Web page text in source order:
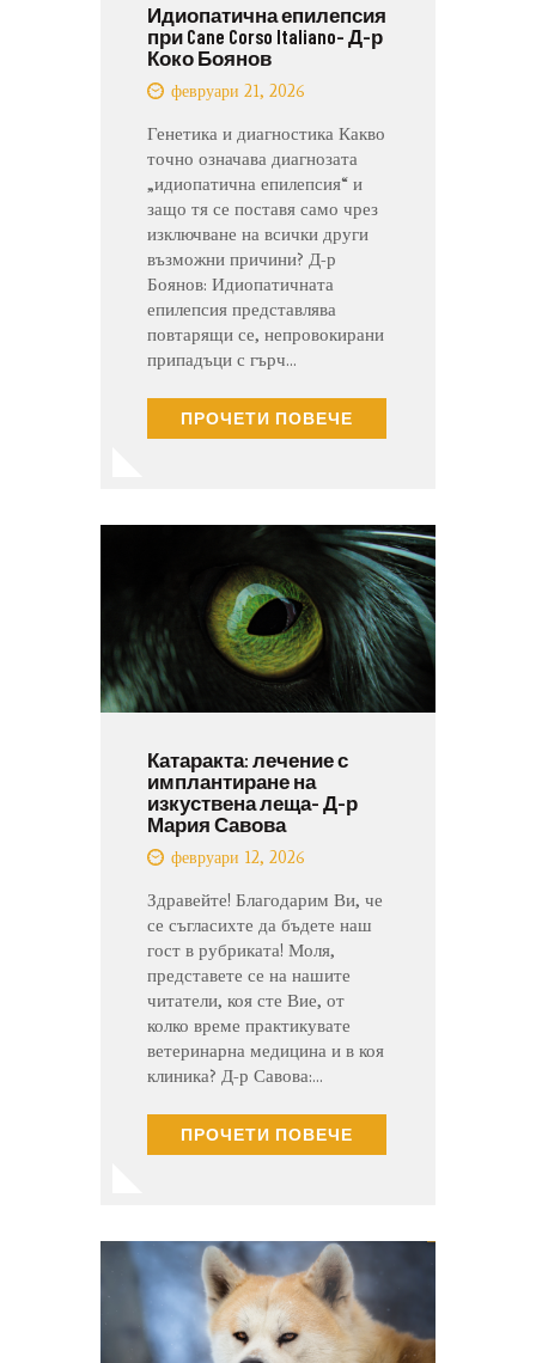
Идиопатична епилепсия
при Cane Corso Italiano- Д-р
Коко Боянов
февруари 21, 2026
Генетика и диагностика Какво
точно означава диагнозата
„идиопатична епилепсия“ и
защо тя се поставя само чрез
изключване на всички други
възможни причини? Д-р
Боянов: Идиопатичната
епилепсия представлява
повтарящи се, непровокирани
припадъци с гърч…
ПРОЧЕТИ ПОВЕЧЕ
Катаракта: лечение с
имплантиране на
изкуствена леща- Д-р
Мария Савова
февруари 12, 2026
Здравейте! Благодарим Ви, че
се съгласихте да бъдете наш
гост в рубриката! Моля,
представете се на нашите
читатели, коя сте Вие, от
колко време практикувате
ветеринарна медицина и в коя
клиника? Д-р Савова:…
ПРОЧЕТИ ПОВЕЧЕ